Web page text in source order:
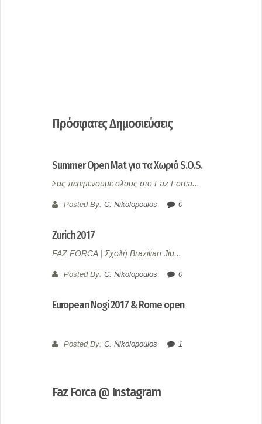
Πρόσφατες Δημοσιεύσεις
Summer Open Mat για τα Χωριά S.O.S.
Σας περιμενουμε ολους στο Faz Forca...
Posted By: C. Nikolopoulos 0
Zurich 2017
FAZ FORCA | Σχολή Brazilian Jiu...
Posted By: C. Nikolopoulos 0
European Nogi 2017 & Rome open
Posted By: C. Nikolopoulos 1
Faz Forca @ Instagram